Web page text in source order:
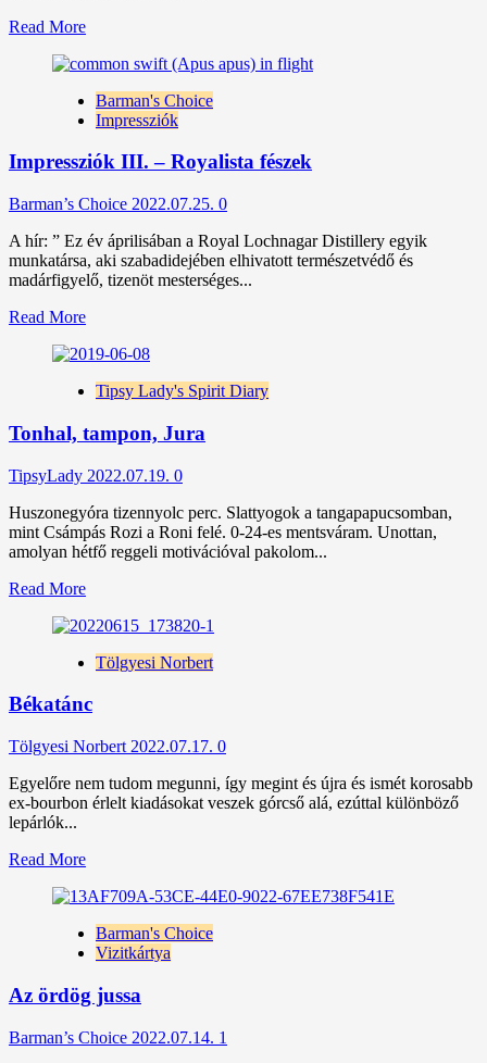
Read MoreRead
about
apámtól
és
szicíliaitól
Barman's Choice
Impressziók
Impressziók III. – Royalista fészek
Barman’s Choice 2022.07.25. 0
A hír: ” Ez év áprilisában a Royal Lochnagar Distillery egyik
munkatársa, aki szabadidejében elhivatott természetvédő és
madárfigyelő, tizenöt mesterséges...
Read MoreRead
about
III.
Royalista
Tipsy Lady's Spirit Diary
Tonhal, tampon, Jura
TipsyLady 2022.07.19. 0
Huszonegyóra tizennyolc perc. Slattyogok a tangapapucsomban,
mint Csámpás Rozi a Roni felé. 0-24-es mentsváram. Unottan,
amolyan hétfő reggeli motivációval pakolom...
Read MoreRead
about
tampon,
Tölgyesi Norbert
Békatánc
Tölgyesi Norbert 2022.07.17. 0
Egyelőre nem tudom megunni, így megint és újra és ismét korosabb
ex-bourbon érlelt kiadásokat veszek górcső alá, ezúttal különböző
lepárlók...
Read MoreRead
about
Barman's Choice
Vizitkártya
Az ördög jussa
Barman’s Choice 2022.07.14. 1